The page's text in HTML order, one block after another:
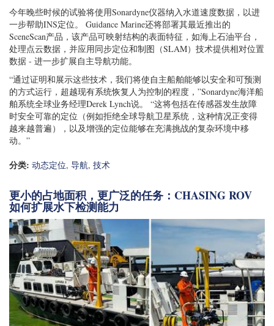
今年晚些时候的试验将使用Sonardyne仪器纳入水道速度数据，以进
一步帮助INS定位。 Guidance Marine还将部署其最近推出的
SceneScan产品，该产品可映射结构的表面特征，如海上石油平台，
处理点云数据，并应用同步定位和制图（SLAM）技术提供相对位置
数据 - 进一步扩展自主导航功能。
“通过证明和展示这些技术，我们将使自主船舶能够以安全和可预测
的方式运行，超越现有系统恢复人为控制的程度，”Sonardyne海洋船
舶系统全球业务经理Derek Lynch说。 “这将包括在传感器发生故障
时安全可靠的定位（例如拒绝全球导航卫星系统，这种情况正变得
越来越普遍），以及增强的定位能够在充满挑战的复杂环境中移
动。”
分类: 动态定位, 导航, 技术
更小的占地面积，更广泛的任务：CHASING ROV
如何扩展水下检测能力